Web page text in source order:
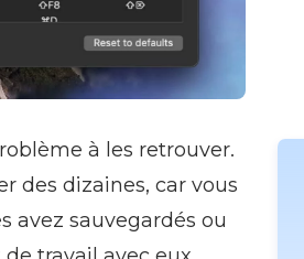
à les retrouver.
des dizaines, car vous
avez sauvegardés ou